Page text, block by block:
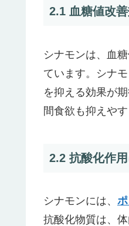
2.1 血糖値改
シナモンは、血
ています。シナ
を抑える効果が
間食欲も抑えやす
2.2 抗酸化作
シナモンには、
抗酸化物質は、